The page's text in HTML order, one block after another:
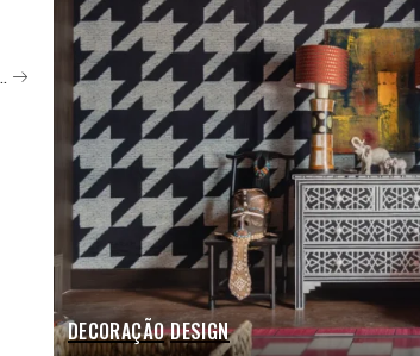
DECORAÇÃO DESIGN